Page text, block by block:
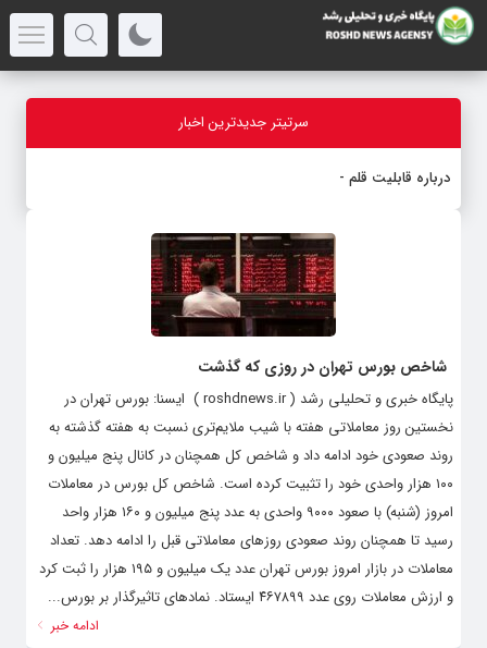
سرتیتر جدیدترین اخبار
درباره قابلیت قلم هوش مصنو
شاخص بورس تهران در روزی که گذشت
پایگاه خبری و تحلیلی رشد ( roshdnews.ir ) ایسنا: بورس تهران در
نخستین روز معاملاتی هفته با شیب ملایم‌تری نسبت به هفته گذشته به
روند صعودی خود ادامه داد و شاخص کل همچنان در کانال پنج میلیون و
۱۰۰ هزار واحدی خود را تثبیت کرده است. شاخص کل بورس در معاملات
امروز (شنبه) با صعود ۹۰۰۰ واحدی به عدد پنج میلیون و ۱۶۰ هزار واحد
رسید تا همچنان روند صعودی روزهای معاملاتی قبل را ادامه دهد. تعداد
معاملات در بازار امروز بورس تهران عدد یک میلیون و ۱۹۵ هزار را ثبت کرد
و ارزش معاملات روی عدد ۴۶۷۸۹۹ ایستاد. نمادهای تاثیرگذار بر بورس...
ادامه خبر